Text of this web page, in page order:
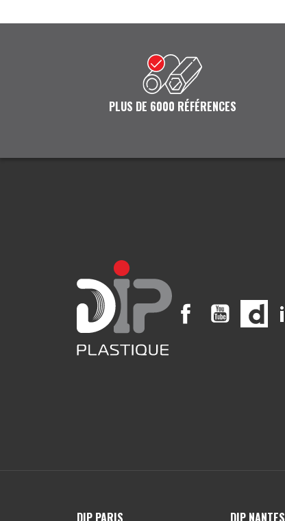
PLUS DE 6000 RÉFÉRENCES
FacebookYouTube
DIP PARIS DIP NANTES